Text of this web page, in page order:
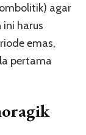
agar
harus
emas,
pertama